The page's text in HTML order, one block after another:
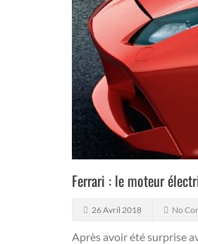
Ferrari : le moteur
26 Avril 2018 No
Après avoir été surprise